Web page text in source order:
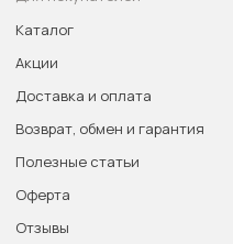
Каталог
Акции
Доставка и оплата
Возврат, обмен и гарантия
Полезные статьи
Оферта
Отзывы